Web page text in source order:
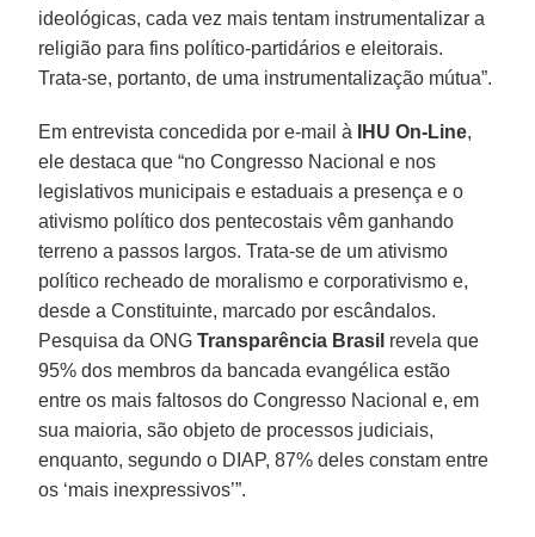
ideológicas, cada vez mais tentam instrumentalizar a
religião para fins político-partidários e eleitorais.
Trata-se, portanto, de uma instrumentalização mútua”.
Em entrevista concedida por e-mail à IHU On-Line,
ele destaca que “no Congresso Nacional e nos
legislativos municipais e estaduais a presença e o
ativismo político dos pentecostais vêm ganhando
terreno a passos largos. Trata-se de um ativismo
político recheado de moralismo e corporativismo e,
desde a Constituinte, marcado por escândalos.
Pesquisa da ONGTransparência Brasil revela que
95% dos membros da bancada evangélica estão
entre os mais faltosos do Congresso Nacional e, em
sua maioria, são objeto de processos judiciais,
enquanto, segundo o DIAP, 87% deles constam entre
os ‘mais inexpressivos’”.